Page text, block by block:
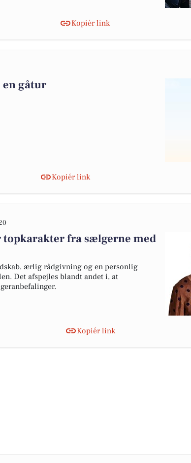
Kopiér link
en gåtur
Kopiér link
topkarakter fra sælgerne med
ærlig rådgivning og en personlig
Det afspejles blandt andet i, at
Kopiér link